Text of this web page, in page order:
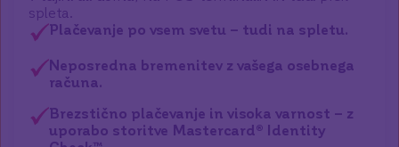
spleta.
Plačevanje po vsem svetu – tudi na spletu.
Neposredna bremenitev z vašega osebnega
računa.
Brezstično plačevanje in visoka varnost – z
uporabo storitve Mastercard® Identity